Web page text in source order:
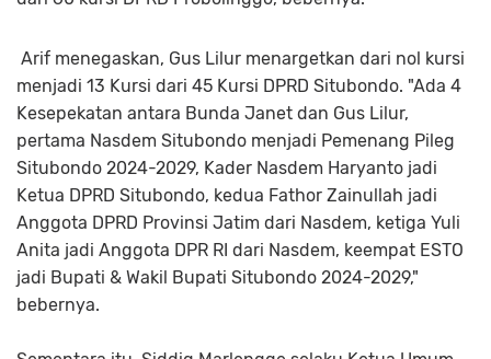
Arif menegaskan, Gus Lilur menargetkan dari nol kursi
menjadi 13 Kursi dari 45 Kursi DPRD Situbondo. "Ada 4
Kesepekatan antara Bunda Janet dan Gus Lilur,
pertama Nasdem Situbondo menjadi Pemenang Pileg
Situbondo 2024-2029, Kader Nasdem Haryanto jadi
Ketua DPRD Situbondo, kedua Fathor Zainullah jadi
Anggota DPRD Provinsi Jatim dari Nasdem, ketiga Yuli
Anita jadi Anggota DPR RI dari Nasdem, keempat ESTO
jadi Bupati & Wakil Bupati Situbondo 2024-2029,"
bebernya.